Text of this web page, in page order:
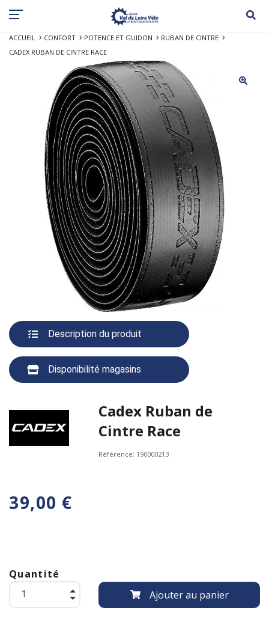
ACCUEIL CONFORT POTENCE ET GUIDON
RUBAN DE CINTRE
CADEX RUBAN DE CINTRE RACE
Description du produit
Disponibilité magasins
Cadex Ruban de
Cintre Race
Référence: 190000213
39,00 €
Quantité
Ajouter au panier